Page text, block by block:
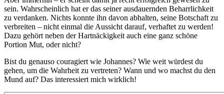
sein. Wahrscheinlich hat er das seiner ausdauernden Beharrlichkeit
zu verdanken. Nichts konnte ihn davon abhalten, seine Botschaft zu
verbreiten – nicht einmal die Aussicht darauf, verhaftet zu werden!
Dazu gehört neben der Hartnäckigkeit auch eine ganz schöne
Portion Mut, oder nicht?
Bist du genauso couragiert wie Johannes? Wie weit würdest du
gehen, um die Wahrheit zu vertreten? Wann und wo machst du den
Mund auf? Das interessiert mich wirklich!